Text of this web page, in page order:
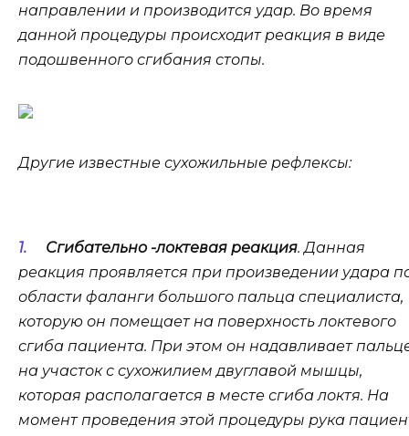
направлении и производится удар. Во время
данной процедуры происходит реакция в виде
подошвенного сгибания стопы.
Другие известные сухожильные рефлексы:
Сгибательно -локтевая реакция. Данная
реакция проявляется при произведении удара
области фаланги большого пальца специалиста,
которую он помещает на поверхность локтевого
сгиба пациента. При этом он надавливает
на участок с сухожилием двуглавой мышцы,
которая располагается в месте сгиба локтя. На
момент проведения этой процедуры рука